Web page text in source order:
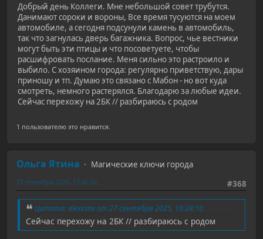
Добрый день Коллеги. Мне небольшой совет трубутся.
Данимают сороки и вороны, Все время тусуются на моем
автомобиле, а сегодня подсунули камень в автомобиль,
так что загнулась дверь багажника. Вопрос, чье вестники
могут быть эти птицы и что посоветуете, чтобы
расшифровать послание. Меня сильно это растроило и
выбило. С хозяином города: регулярно приветствую, дары
приношу и тп. Думаю это связано с Мабон - но вот куда
смотреть, немного растерялся. Благодарю за любые идеи.
Сейчас перехожу на 2БК // разбираюсь с родом
1 пользователю это нравится.
Ольга Ятина
Магические ключи города
#368
27 сентября 2025, 17:42:02
Цитата: alexxsav от 27 сентября 2025, 16:28:10
Сейчас перехожу на 2БК // разбираюсь с родом